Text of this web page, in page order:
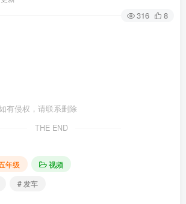
316 8
有侵权，请联系删除
THE END
年级
视频
# 发车